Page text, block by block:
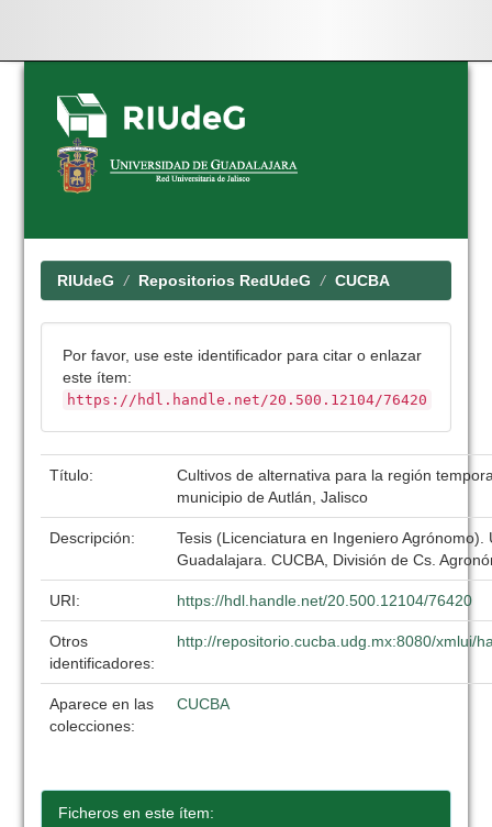
Skip
navigation
RIUdeG Repositorios RedUdeG CUCBA
Por favor, use este identificador para citar o enlazar
este ítem:
https://hdl.handle.net/20.500.12104/76420
Título:
Cultivos de alternativa para la región
municipio de Autlán, Jalisco
Descripción:
Tesis (Licenciatura en Ingeniero Agrónomo).
Guadalajara. CUCBA, División de Cs.
URI: https://hdl.handle.net/20.500.12104/76420
Otros
identificadores:
http://repositorio.cucba.udg.mx:8080/xmlui/
Aparece en las
colecciones:
CUCBA
Ficheros en este ítem: